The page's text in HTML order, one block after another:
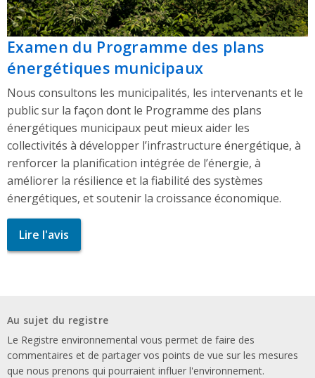
Examen du Programme des plans
énergétiques municipaux
Nous consultons les municipalités, les intervenants et le
public sur la façon dont le Programme des plans
énergétiques municipaux peut mieux aider les
collectivités à développer l’infrastructure énergétique, à
renforcer la planification intégrée de l’énergie, à
améliorer la résilience et la fiabilité des systèmes
énergétiques, et soutenir la croissance économique.
Lire l'avis
Au sujet du registre
Le Registre environnemental vous permet de faire des
commentaires et de partager vos points de vue sur les mesures
que nous prenons qui pourraient influer l'environnement.